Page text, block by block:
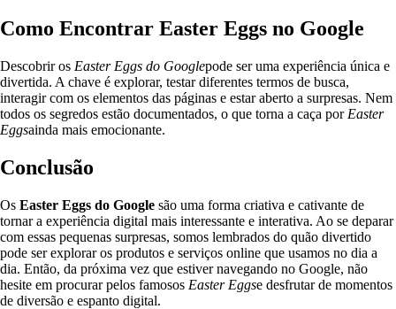
Como Encontrar Easter Eggs no Google
Descobrir os Easter Eggs do Googlepode ser uma experiência única e
divertida. A chave é explorar, testar diferentes termos de busca,
interagir com os elementos das páginas e estar aberto a surpresas. Nem
todos os segredos estão documentados, o que torna a caça por Easter
Eggsainda mais emocionante.
Conclusão
Os Easter Eggs do Google são uma forma criativa e cativante de
tornar a experiência digital mais interessante e interativa. Ao se deparar
com essas pequenas surpresas, somos lembrados do quão divertido
pode ser explorar os produtos e serviços online que usamos no dia a
dia. Então, da próxima vez que estiver navegando no Google, não
hesite em procurar pelos famosos Easter Eggse desfrutar de momentos
de diversão e espanto digital.